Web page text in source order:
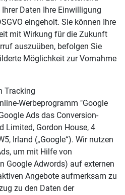
Daten Ihre Einwilligung
eingeholt. Sie können Ihre
mit Wirkung für die Zukunft
auszuüben, befolgen Sie
Möglichkeit zur Vornahme
Tracking
Werbeprogramm "Google
Ads das Conversion-
Limited, Gordon House, 4
Irland („Google“). Wir nutzen
um mit Hilfe von
Google Adwords) auf externen
Angebote aufmerksam zu
zu den Daten der